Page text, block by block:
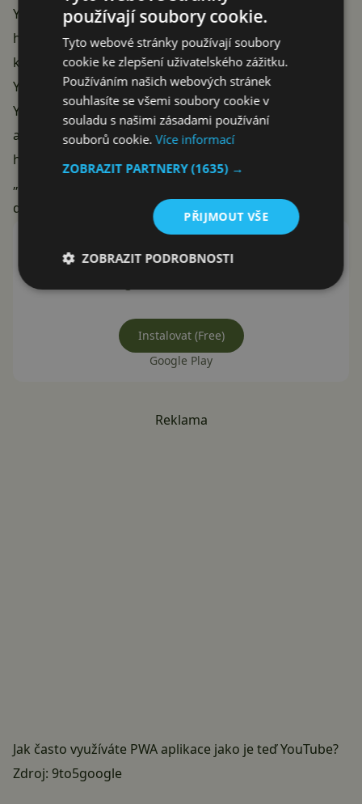
YouTube.com tak v adresním řádku napravo vedle
hvězdičky uvidíteikonu malého znaku plus
kliknutí dostanete možnost nainstalovat PWA aplikaci
YouTube. Na obrázku můžete vidět jaký rozdíl je mezi
YouTube na webu a když je spuštěný jako PWA
aplikace. Pokud byste chtěli aplikaci odinstalovat tak v
horní liště kliknout na ikonu tří teček (menu) a vybrat
„Odinstalovat aplikaci“. Jako PWA je již například
dostupná také služba YouTube Music.
YouTube
Instalovat (Free)
Google Play
Reklama
Jak často využíváte PWA aplikace jako je teď YouTube?
Zdroj: 9to5google
používají soubory cookie.
Tyto webové stránky používají soubory
cookie ke zlepšení uživatelského zážitku.
Používáním našich webových stránek
souhlasíte se všemi soubory cookie v
souladu s našimi zásadami používání
souborů cookie.Více informací
ZOBRAZIT PARTNERY(1635) →
PŘIJMOUT VŠE
ZOBRAZIT PODROBNOSTI